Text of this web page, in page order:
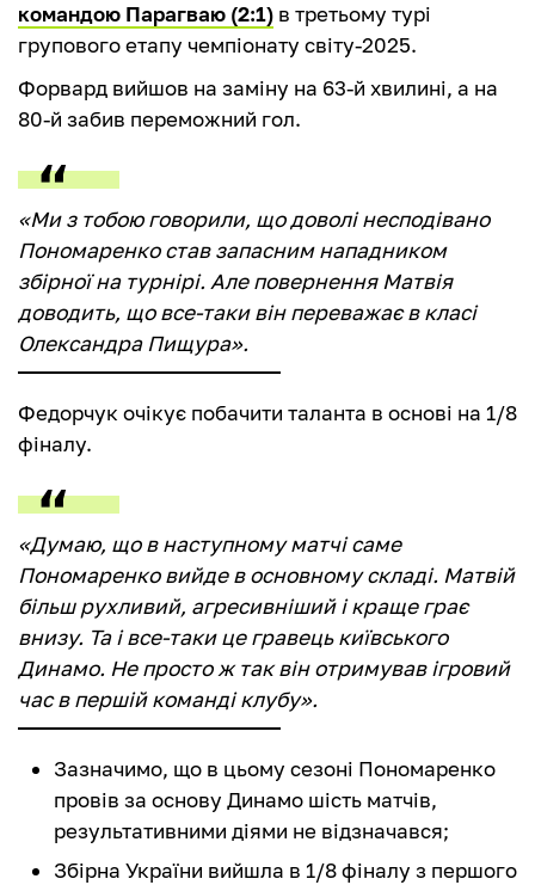
командою Парагваю (2:1) в третьому турі
групового етапу чемпіонату світу-2025.
Форвард вийшов на заміну на 63-й хвилині, а на
80-й забив переможний гол.
«Ми з тобою говорили, що доволі несподівано
Пономаренко став запасним нападником
збірної на турнірі. Але повернення Матвія
доводить, що все-таки він переважає в класі
Олександра Пищура».
Федорчук очікує побачити таланта в основі на 1/8
фіналу.
«Думаю, що в наступному матчі саме
Пономаренко вийде в основному складі. Матвій
більш рухливий, агресивніший і краще грає
внизу. Та і все-таки це гравець київського
Динамо. Не просто ж так він отримував ігровий
час в першій команді клубу».
Зазначимо, що в цьому сезоні Пономаренко
провів за основу Динамо шість матчів,
результативними діями не відзначався;
Збірна України вийшла в 1/8 фіналу з першого